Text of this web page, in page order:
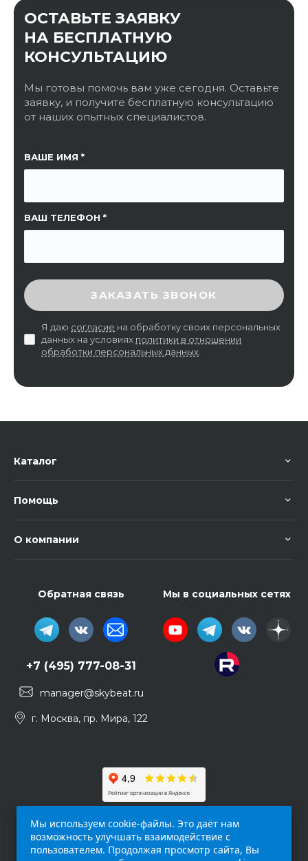
ОСТАВЬТЕ ЗАЯВКУ
НА БЕСПЛАТНУЮ
КОНСУЛЬТАЦИЮ
Мы готовы помочь вам уже сегодня. Оставьте
заявку, и получите бесплатную консультацию
от наших опытных специалистов.
ВАШЕ ИМЯ
ВАШ ТЕЛЕФОН
ССЫЛКА НА СТРАНИЦУ
ВВЕДИТЕ ПРОВЕРОЧНЫЙ КОД
ЗАКАЗАТЬ ЗВОНОК
Я даю согласие на обработку своих персональных
данных на условиях политики в отношении
обработки персональных данных
Каталог
Помощь
О компании
Обратная связь
+7 (495) 777-08-31
manager@skybeat.ru
г. Москва, пр. Мира, 122
Мы в социальных сетях
Мы используем cookie-файлы. Это даёт нам
возможность улучшать взаимодействие с
пользователем. Продолжая просмотр сайта, Вы